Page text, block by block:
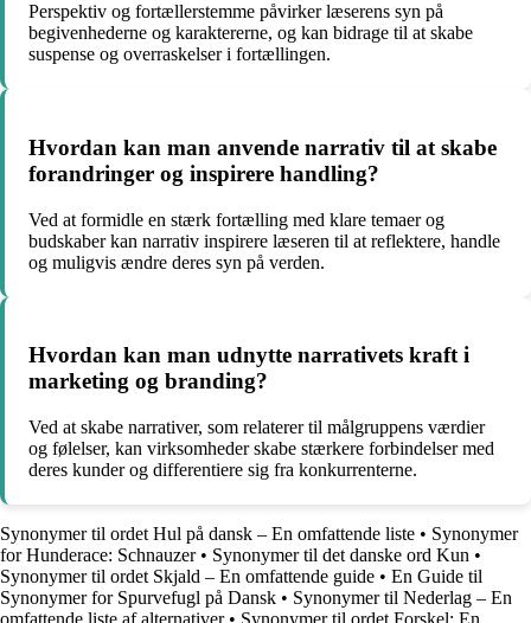
Perspektiv og fortællerstemme påvirker læserens syn på
begivenhederne og karaktererne, og kan bidrage til at skabe
suspense og overraskelser i fortællingen.
Hvordan kan man anvende narrativ til at skabe
forandringer og inspirere handling?
Ved at formidle en stærk fortælling med klare temaer og
budskaber kan narrativ inspirere læseren til at reflektere, handle
og muligvis ændre deres syn på verden.
Hvordan kan man udnytte narrativets kraft i
marketing og branding?
Ved at skabe narrativer, som relaterer til målgruppens værdier
og følelser, kan virksomheder skabe stærkere forbindelser med
deres kunder og differentiere sig fra konkurrenterne.
Synonymer til ordet Hul på dansk – En omfattende liste • Synonymer
for Hunderace: Schnauzer• Synonymer til det danske ord Kun •
Synonymer til ordet Skjald – En omfattende guide • En Guide til
Synonymer for Spurvefugl på Dansk • Synonymer til Nederlag – En